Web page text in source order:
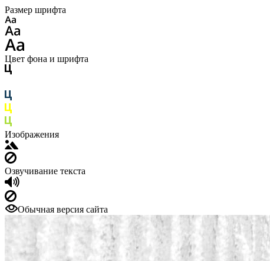
Размер шрифта
Цвет фона и шрифта
Изображения
Озвучивание текста
Обычная версия сайта